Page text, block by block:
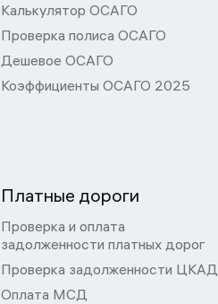
Калькулятор ОСАГО
Проверка полиса ОСАГО
Дешевое ОСАГО
Коэффициенты ОСАГО 2025
Платные дороги
Проверка и оплата
задолженности платных дорог
Проверка задолженности ЦКАД
Оплата МСД